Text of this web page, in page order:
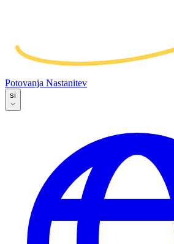
Potovanja Nastanitev
si